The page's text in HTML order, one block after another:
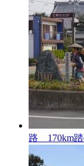
路 170km